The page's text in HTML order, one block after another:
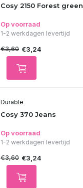
Cosy 2150 Forest green
Op voorraad
1-2 werkdagen levertijd
€3,60 €3,24
Durable
Cosy 370 Jeans
Op voorraad
1-2 werkdagen levertijd
€3,60 €3,24